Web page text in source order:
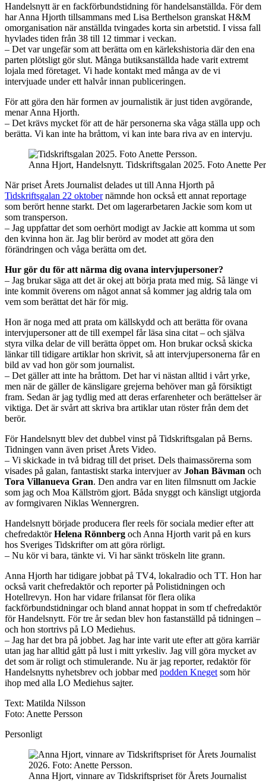
Handelsnytt är en fackförbundstidning för handelsanställda. För dem
har Anna Hjorth tillsammans med Lisa Berthelson granskat H&M
omorganisation när anställda tvingades korta sin arbetstid. I vissa fall
hyvlades tiden från 38 till 12 timmar i veckan.
– Det var ungefär som att berätta om en kärlekshistoria där den ena
parten plötsligt gör slut. Många butiksanställda hade varit extremt
lojala med företaget. Vi hade kontakt med många av de vi
intervjuade under ett halvår innan publiceringen.
För att göra den här formen av journalistik är just tiden avgörande,
menar Anna Hjorth.
– Det krävs mycket för att de här personerna ska våga ställa upp och
berätta. Vi kan inte ha bråttom, vi kan inte bara riva av en intervju.
Anna Hjort, Handelsnytt. Tidskriftsgalan 2025. Foto Anette
När priset Årets Journalist delades ut till Anna Hjorth på
Tidskriftsgalan 22 oktobernämnde hon också ett annat reportage
som berört henne starkt. Det om lagerarbetaren Jackie som kom ut
som transperson.
– Jag uppfattar det som oerhört modigt av Jackie att komma ut som
den kvinna hon är. Jag blir berörd av modet att göra den
förändringen och våga berätta om det.
Hur gör du för att närma dig ovana intervjupersoner?
– Jag brukar säga att det är okej att börja prata med mig. Så länge vi
inte kommit överens om något annat så kommer jag aldrig tala om
vem som berättat det här för mig.
Hon är noga med att prata om källskydd och att berätta för ovana
intervjupersoner att de till exempel får läsa sina citat – och själva
styra vilka delar de vill berätta öppet om. Hon brukar också skicka
länkar till tidigare artiklar hon skrivit, så att intervjupersonerna får en
bild av vad hon gör som journalist.
– Det gäller att inte ha bråttom. Det har vi nästan alltid i vårt yrke,
men när de gäller de känsligare grejerna behöver man gå försiktigt
fram. Sedan är jag tydlig med att deras erfarenheter och berättelser är
viktiga. Det är svårt att skriva bra artiklar utan röster från dem det
berör.
För Handelsnytt blev det dubbel vinst på Tidskriftsgalan på Berns.
Tidningen vann även priset Årets Video.
– Vi skickade in två bidrag till det priset. Dels thaimassörerna som
visades på galan, fantastiskt starka intervjuer av Johan Bävman och
Tora Villanueva Gran. Den andra var en liten filmsnutt om Jackie
som jag och Moa Källström gjort. Båda snyggt och känsligt utgjorda
av formgivaren Niklas Wennergren.
Handelsnytt började producera fler reels för sociala medier efter att
chefredaktörHelena Rönnberg och Anna Hjorth varit på en kurs
hos Sveriges Tidskrifter om att göra rörligt.
– Nu kör vi bara, tänkte vi. Vi har sänkt tröskeln lite grann.
Anna Hjorth har tidigare jobbat på TV4, lokalradio och TT. Hon har
också varit chefredaktör och reporter på Polistidningen och
Hotellrevyn. Hon har vidare frilansat för flera olika
fackförbundstidningar och bland annat hoppat in som tf chefredaktör
för Handelsnytt. För tre år sedan blev hon fastanställd på tidningen –
och hon stortrivs på LO Mediehus.
– Jag har det bra på jobbet. Jag har inte varit ute efter att göra karriär
utan jag har alltid gått på lust i mitt yrkesliv. Jag vill göra mycket av
det som är roligt och stimulerande. Nu är jag reporter, redaktör för
Handelsnytts nyhetsbrev och jobbar med podden Kneget som hör
ihop med alla LO Mediehus sajter.
Text: Matilda Nilsson
Foto: Anette Persson
Personligt
Anna Hjort, vinnare av Tidskriftspriset för Årets Journalist